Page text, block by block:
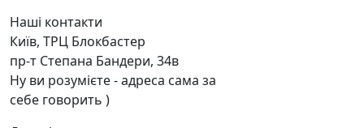
Наші контакти
Київ, ТРЦ Блокбастер
пр-т Степана Бандери, 34в
Ну ви розумієте - адреса сама за
себе говорить )